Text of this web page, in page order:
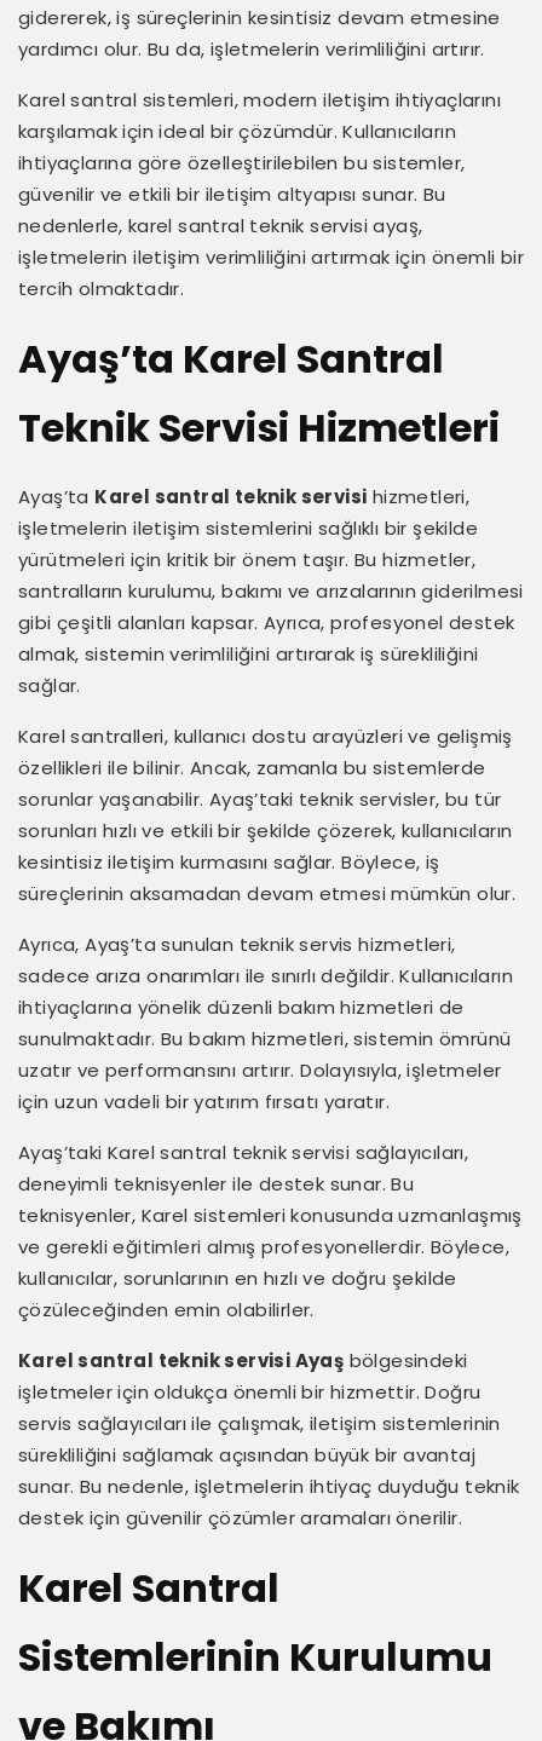
gidererek, iş süreçlerinin kesintisiz devam etmesine
yardımcı olur. Bu da, işletmelerin verimliliğini artırır.
Karel santral sistemleri, modern iletişim ihtiyaçlarını
karşılamak için ideal bir çözümdür. Kullanıcıların
ihtiyaçlarına göre özelleştirilebilen bu sistemler,
güvenilir ve etkili bir iletişim altyapısı sunar. Bu
nedenlerle, karel santral teknik servisi ayaş,
işletmelerin iletişim verimliliğini artırmak için önemli bir
tercih olmaktadır.
Ayaş’ta Karel Santral
Teknik Servisi Hizmetleri
Ayaş’ta Karel santral teknik servisi hizmetleri,
işletmelerin iletişim sistemlerini sağlıklı bir şekilde
yürütmeleri için kritik bir önem taşır. Bu hizmetler,
santralların kurulumu, bakımı ve arızalarının giderilmesi
gibi çeşitli alanları kapsar. Ayrıca, profesyonel destek
almak, sistemin verimliliğini artırarak iş sürekliliğini
sağlar.
Karel santralleri, kullanıcı dostu arayüzleri ve gelişmiş
özellikleri ile bilinir. Ancak, zamanla bu sistemlerde
sorunlar yaşanabilir. Ayaş’taki teknik servisler, bu tür
sorunları hızlı ve etkili bir şekilde çözerek, kullanıcıların
kesintisiz iletişim kurmasını sağlar. Böylece, iş
süreçlerinin aksamadan devam etmesi mümkün olur.
Ayrıca, Ayaş’ta sunulan teknik servis hizmetleri,
sadece arıza onarımları ile sınırlı değildir. Kullanıcıların
ihtiyaçlarına yönelik düzenli bakım hizmetleri de
sunulmaktadır. Bu bakım hizmetleri, sistemin ömrünü
uzatır ve performansını artırır. Dolayısıyla, işletmeler
için uzun vadeli bir yatırım fırsatı yaratır.
Ayaş’taki Karel santral teknik servisi sağlayıcıları,
deneyimli teknisyenler ile destek sunar. Bu
teknisyenler, Karel sistemleri konusunda uzmanlaşmış
ve gerekli eğitimleri almış profesyonellerdir. Böylece,
kullanıcılar, sorunlarının en hızlı ve doğru şekilde
çözüleceğinden emin olabilirler.
Karel santral teknik servisi Ayaş bölgesindeki
işletmeler için oldukça önemli bir hizmettir. Doğru
servis sağlayıcıları ile çalışmak, iletişim sistemlerinin
sürekliliğini sağlamak açısından büyük bir avantaj
sunar. Bu nedenle, işletmelerin ihtiyaç duyduğu teknik
destek için güvenilir çözümler aramaları önerilir.
Karel Santral
Sistemlerinin Kurulumu
ve Bakımı